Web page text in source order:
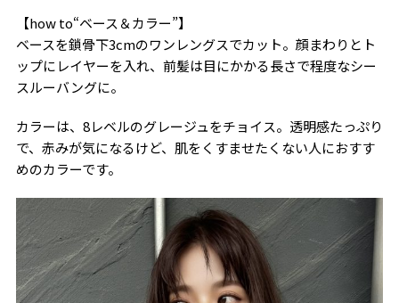
【how to“ベース＆カラー”】
ベースを鎖骨下3cmのワンレングスでカット。顔まわりとト
ップにレイヤーを入れ、前髪は目にかかる長さで程度なシー
スルーバングに。
カラーは、8レベルのグレージュをチョイス。透明感たっぷり
で、赤みが気になるけど、肌をくすませたくない人におすす
めのカラーです。